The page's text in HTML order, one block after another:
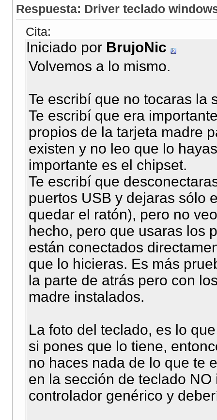
Respuesta: Driver teclado
Cita:
Iniciado por BrujoNic
Volvemos a lo mismo.
Te escribí que no tocaras la
Te escribí que era
propios de la tarjeta madre
existen y no leo que lo
importante es el chipset.
Te escribí que
puertos USB y dejaras sólo
quedar el ratón), pero no
hecho, pero que usaras los
están conectados
que lo hicieras. Es más
la parte de atrás pero con
madre instalados.
La foto del teclado, es lo
si pones que lo tiene,
no haces nada de lo que te
en la sección de teclado
controlador genérico y